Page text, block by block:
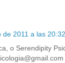
de 2011 a las 20:32
o Serendipity